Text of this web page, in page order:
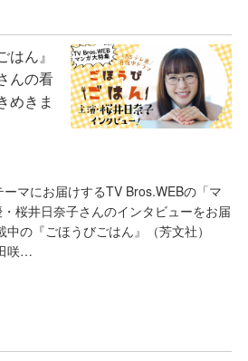
ん』
んの看
めきま
マにお届けするTV Bros.WEBの「マ
桜井日奈子さんのインタビューをお届
の『ごほうびごはん』（芳文社）
咲…